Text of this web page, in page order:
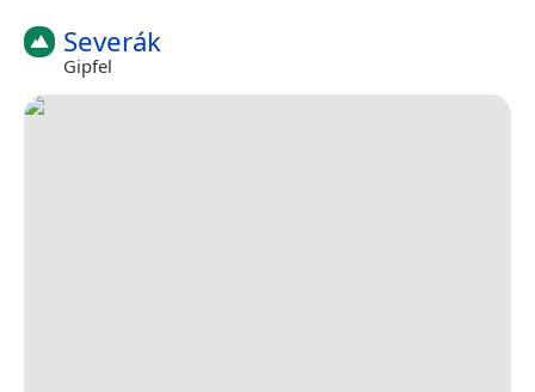
Severák
Gipfel